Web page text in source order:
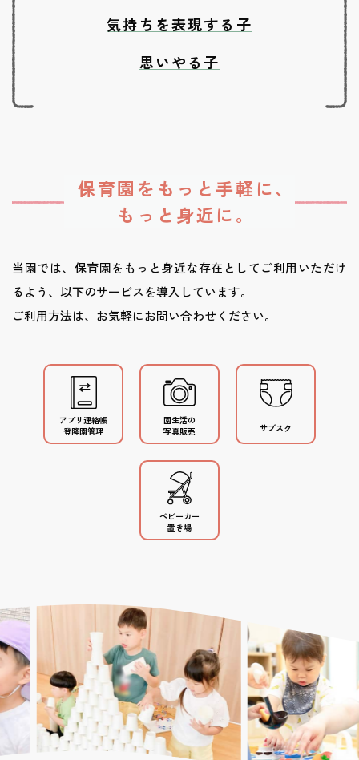
気持ちを表現する子
思いやる子
保育園をもっと手軽に、
もっと身近に。
当園では、保育園をもっと身近な存在としてご利用いただけ
るよう、以下のサービスを導入しています。
ご利用方法は、お気軽にお問い合わせください。
アプリ連絡帳
登降園管理
園生活の
写真販売
サブスク
ベビーカー
置き場